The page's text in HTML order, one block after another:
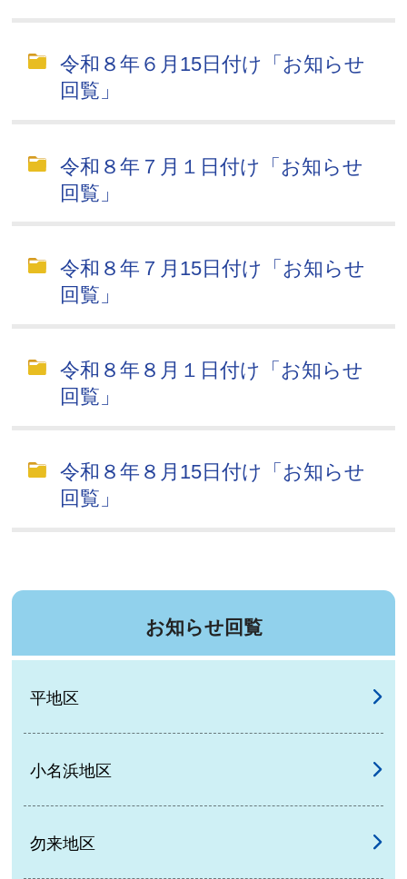
令和８年６月15日付け「お知らせ
回覧」
令和８年７月１日付け「お知らせ
回覧」
令和８年７月15日付け「お知らせ
回覧」
令和８年８月１日付け「お知らせ
回覧」
令和８年８月15日付け「お知らせ
回覧」
お知らせ回覧
平地区
小名浜地区
勿来地区